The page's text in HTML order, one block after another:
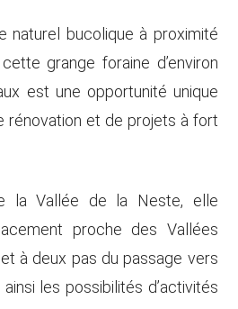
naturel bucolique à proximité
grange foraine d’environ
est une opportunité unique
rénovation et de projets à fort
la Vallée de la Neste, elle
proche des Vallées
à deux pas du passage vers
les possibilités d’activités